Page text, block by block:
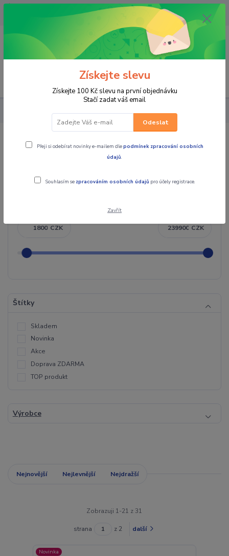
OPAVA 733537099/HLUČÍN
734541648/OLOMOUC 734593593
0,00 CZK
SKÚTRY SYM
SKÚTRY SYM
CZK CZK
Štítky
Skladem
Novinka
Akce
Doprava ZDARMA
TOP produkt
Výrobce
Nejnovější Nejlevnější Nejdražší
Zobrazuji 1-21 z 31
strana z 2 další
Novinka
Získejte slevu
Získejte 100 Kč slevu na první objednávku
Stačí zadat váš email
Odeslat
Přeji si odebírat novinky e-mailem dlepodmínek zpracování osobních
údajů.
Souhlasím se zpracováním osobních údajů pro účely registrace.
Zavřít